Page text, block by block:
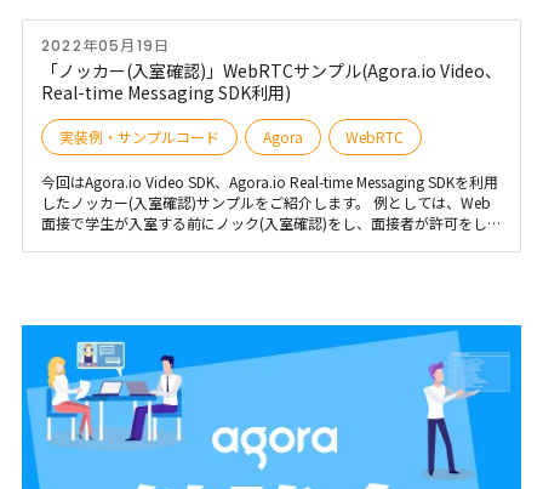
VideoSDK、Real-time MessagingSDKを組み合わせて実現しています。
Githubに公開しています
2022年05月19日
「ノッカー(入室確認)」WebRTCサンプル(Agora.io Video、
Real-time Messaging SDK利用)
実装例・サンプルコード Agora WebRTC
今回はAgora.io Video SDK、Agora.io Real-time Messaging SDKを利用
したノッカー(入室確認)サンプルをご紹介します。 例としては、Web
面接で学生が入室する前にノック(入室確認)をし、面接者が許可をして